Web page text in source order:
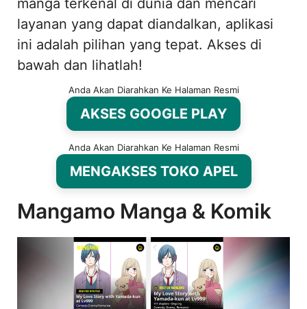
manga terkenal di dunia dan mencari
layanan yang dapat diandalkan, aplikasi
ini adalah pilihan yang tepat. Akses di
bawah dan lihatlah!
Anda Akan Diarahkan Ke Halaman Resmi
AKSES GOOGLE PLAY
Anda Akan Diarahkan Ke Halaman Resmi
MENGAKSES TOKO APEL
Mangamo Manga & Komik